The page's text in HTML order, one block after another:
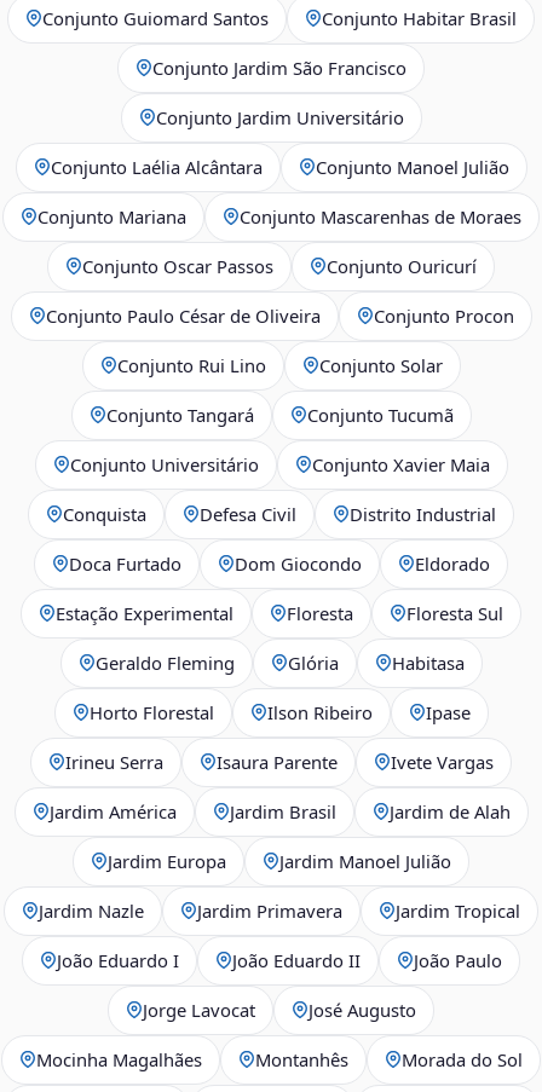
Conjunto Guiomard Santos Conjunto Habitar Brasil
Conjunto Jardim São Francisco
Conjunto Jardim Universitário
Conjunto Laélia Alcântara Conjunto Manoel Julião
Conjunto Mariana Conjunto Mascarenhas de Moraes
Conjunto Oscar Passos Conjunto Ouricurí
Conjunto Paulo César de Oliveira Conjunto Procon
Conjunto Rui Lino Conjunto Solar
Conjunto Tangará Conjunto Tucumã
Conjunto Universitário Conjunto Xavier Maia
Conquista Defesa Civil Distrito Industrial
Doca Furtado Dom Giocondo Eldorado
Estação Experimental Floresta Floresta Sul
Geraldo Fleming Glória Habitasa
Horto Florestal Ilson Ribeiro Ipase
Irineu Serra Isaura Parente Ivete Vargas
Jardim América Jardim Brasil Jardim de Alah
Jardim Europa Jardim Manoel Julião
Jardim Nazle Jardim Primavera Jardim Tropical
João Eduardo I João Eduardo II João Paulo
Jorge Lavocat José Augusto
Mocinha Magalhães Montanhês Morada do Sol